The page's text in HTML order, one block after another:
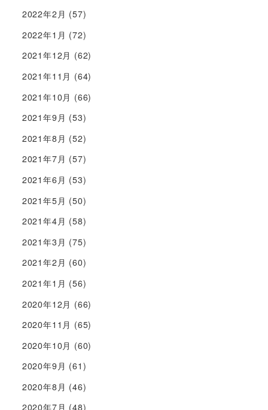
2022年2月 (57)
2022年1月 (72)
2021年12月 (62)
2021年11月 (64)
2021年10月 (66)
2021年9月 (53)
2021年8月 (52)
2021年7月 (57)
2021年6月 (53)
2021年5月 (50)
2021年4月 (58)
2021年3月 (75)
2021年2月 (60)
2021年1月 (56)
2020年12月 (66)
2020年11月 (65)
2020年10月 (60)
2020年9月 (61)
2020年8月 (46)
2020年7月 (48)